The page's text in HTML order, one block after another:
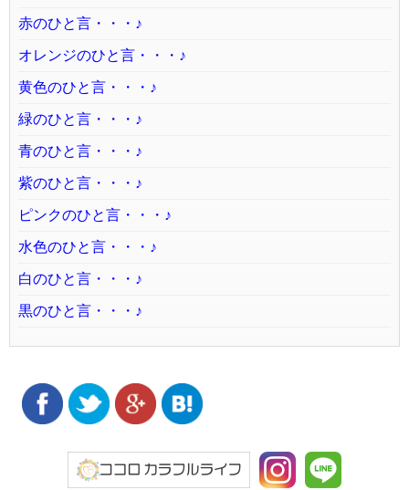
赤のひと言・・・♪
オレンジのひと言・・・♪
黄色のひと言・・・♪
緑のひと言・・・♪
青のひと言・・・♪
紫のひと言・・・♪
ピンクのひと言・・・♪
水色のひと言・・・♪
白のひと言・・・♪
黒のひと言・・・♪